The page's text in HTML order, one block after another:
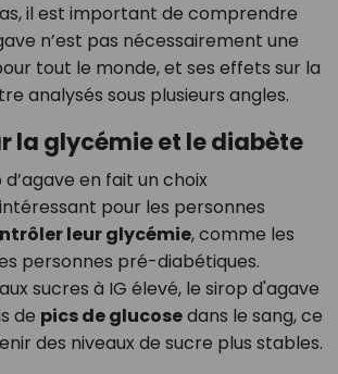
il est important de comprendre
n’est pas nécessairement une
tout le monde, et ses effets sur la
analysés sous plusieurs angles.
la glycémie et le diabète
d’agave en fait un choix
pour les personnes
leur glycémie, comme les
personnes pré-diabétiques.
sucres à IG élevé, le sirop d'agave
de pics de glucosedans le sang, ce
des niveaux de sucre plus stables.